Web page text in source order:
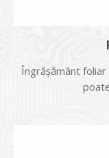
Îngrășământ